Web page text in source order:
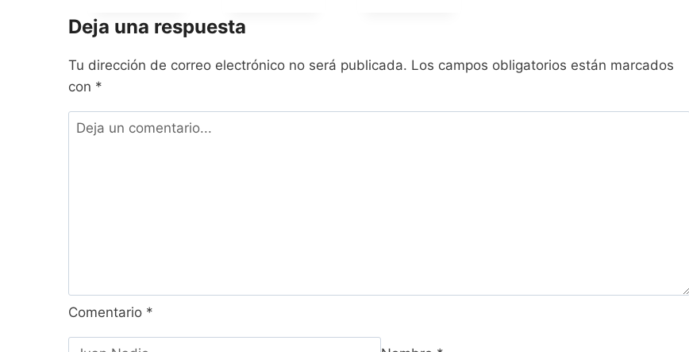
Deja una respuesta
Tu dirección de correo electrónico no será publicada. Los campos obligatorios están marcados
con *
Comentario *